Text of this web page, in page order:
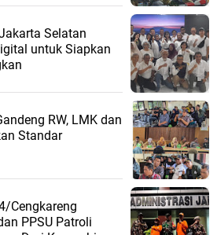
Selatan
untuk Siapkan
RW, LMK dan
Standar
Cengkareng
PPSU Patroli